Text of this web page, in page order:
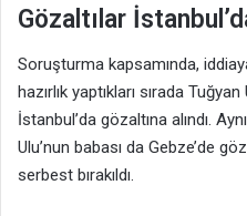
Gözaltılar
Soruşturma kapsamında,
hazırlık yaptıkları sırada
İstanbul’da gözaltına alındı.
Ulu’nun babası da Gebze’de
serbest bırakıldı.